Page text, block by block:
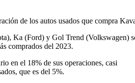
de los autos usados que compra
Ka (Ford) y Gol Trend (Volkswagen)
comprados del 2023.
en el 18% de sus operaciones, casi
que es del 5%.